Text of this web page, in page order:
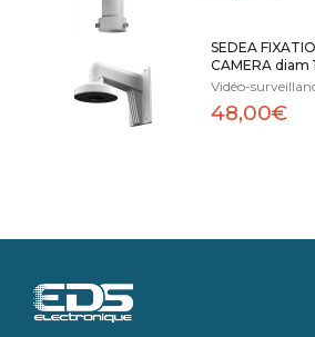
SEDEA
CAMERA diam
Vidéo-
48,00€